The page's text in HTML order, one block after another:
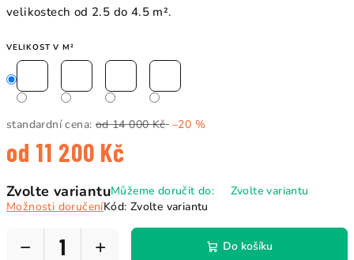
velikostech od 2.5 do 4.5 m².
VELIKOST V M²
standardní cena: od 14 000 Kč –20 %
od 11 200 Kč
cena:
Zvolte variantuMůžeme doručit do:
Zvolte variantu
Možnosti doručeníKód: Zvolte variantu
+
− Do košíku